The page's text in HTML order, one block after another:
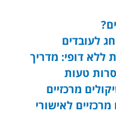
לעובדים
ללא דופי: מדריך
טעות
מרכזיים
לאישורי